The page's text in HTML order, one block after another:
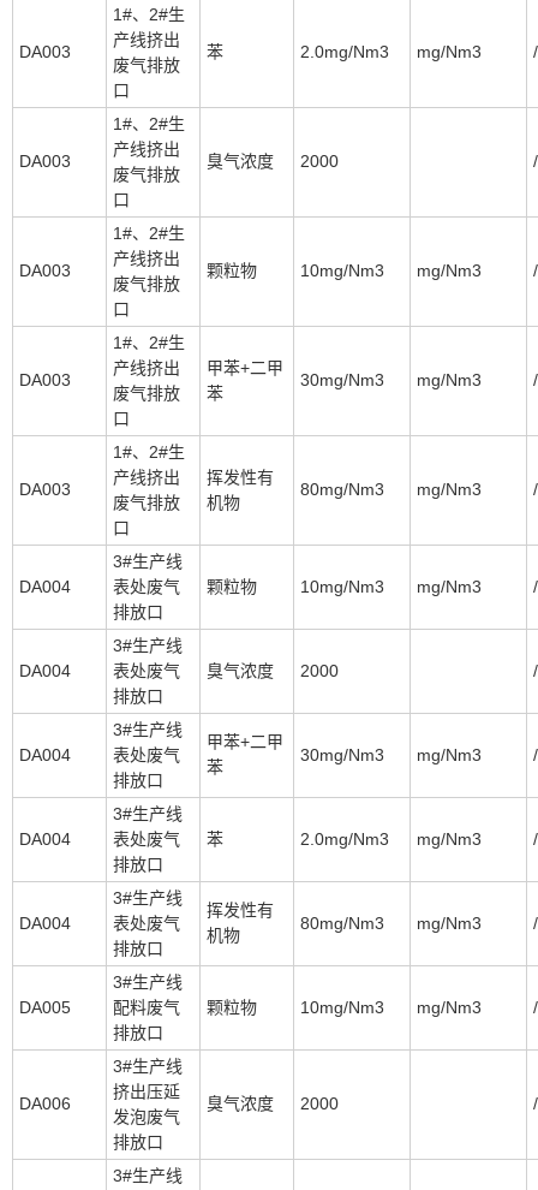
DA003
1#、2#生
产线挤出
废气排放
口
苯 2.0mg/Nm3 mg/Nm3 /
DA003
1#、2#生
产线挤出
废气排放
口
臭气浓度 2000 /
DA003
1#、2#生
产线挤出
废气排放
口
颗粒物 10mg/Nm3 mg/Nm3 /
DA003
1#、2#生
产线挤出
废气排放
口
甲苯+二甲
苯
30mg/Nm3 mg/Nm3 /
DA003
1#、2#生
产线挤出
废气排放
口
挥发性有
机物
80mg/Nm3 mg/Nm3 /
DA004
3#生产线
表处废气
排放口
颗粒物 10mg/Nm3 mg/Nm3 /
DA004
3#生产线
表处废气
排放口
臭气浓度 2000 /
DA004
3#生产线
表处废气
排放口
甲苯+二甲
苯
30mg/Nm3 mg/Nm3 /
DA004
3#生产线
表处废气
排放口
苯 2.0mg/Nm3 mg/Nm3 /
DA004
3#生产线
表处废气
排放口
挥发性有
机物
80mg/Nm3 mg/Nm3 /
DA005
3#生产线
配料废气
排放口
颗粒物 10mg/Nm3 mg/Nm3 /
DA006
3#生产线
挤出压延
发泡废气
排放口
臭气浓度 2000 /
3#生产线